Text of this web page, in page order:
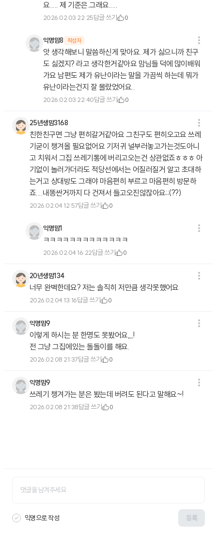
요..... 제 기준은.그래요.....
2026.02.03 22:25답글 쓰기 0
익명맘8 작성자
앗 생각해보니 말씀하신게 맞아요..제가 싫으니까 친구
도 싫겠지? 라고 생각한거같아요 맘님들 덕에 많이배워
가요 남편도 제가 유난이라는 말을 가끔씩 하는데 뭐가
유난이라는건지 잘 몰랐었어요..
2026.02.03 22:40답글 쓰기 0
25년생맘3168
친한친구면 그냥 편히갈거같아요 그친구도 편히오고요 쓰레
기굳이 챙겨올 필요없어요 기저귀 널부러놓고가는것도아니
고 치워서 그집 쓰레기통에 버리고오는건 상관없죠ㅎㅎㅎ 아
기없이 놀러가더라도 적당선에서는 어질러질거 알고 초대하
는거고 상대방도 그래야 마음편히 부르고 마음편히 방문하
죠....내똥싼거까지 다 건져서 들고오진않잖아요;;(??)
2026.02.04 12:57답글 쓰기 0
익명맘1
ㅋㅋㅋㅋㅋㅋㅋㅋㅋㅋㅋㅋㅋ
2026.02.04 16:22답글 쓰기 0
20년생맘134
너무 완벽한데요? 저는 솔직히 저만큼 생각못했어요
2026.02.04 13:16답글 쓰기 0
익명맘9
이렇게 하시는 분 한명도 못봤어요,,,!
전 그냥 그집에있는 돌돌이를 해요.
2026.02.08 21:37답글 쓰기 0
익명맘9
쓰레기 챙겨가는 분은 봤는데 버려도 된다고 말해요~!
2026.02.08 21:38답글 쓰기 0
익명으로 작성 등록